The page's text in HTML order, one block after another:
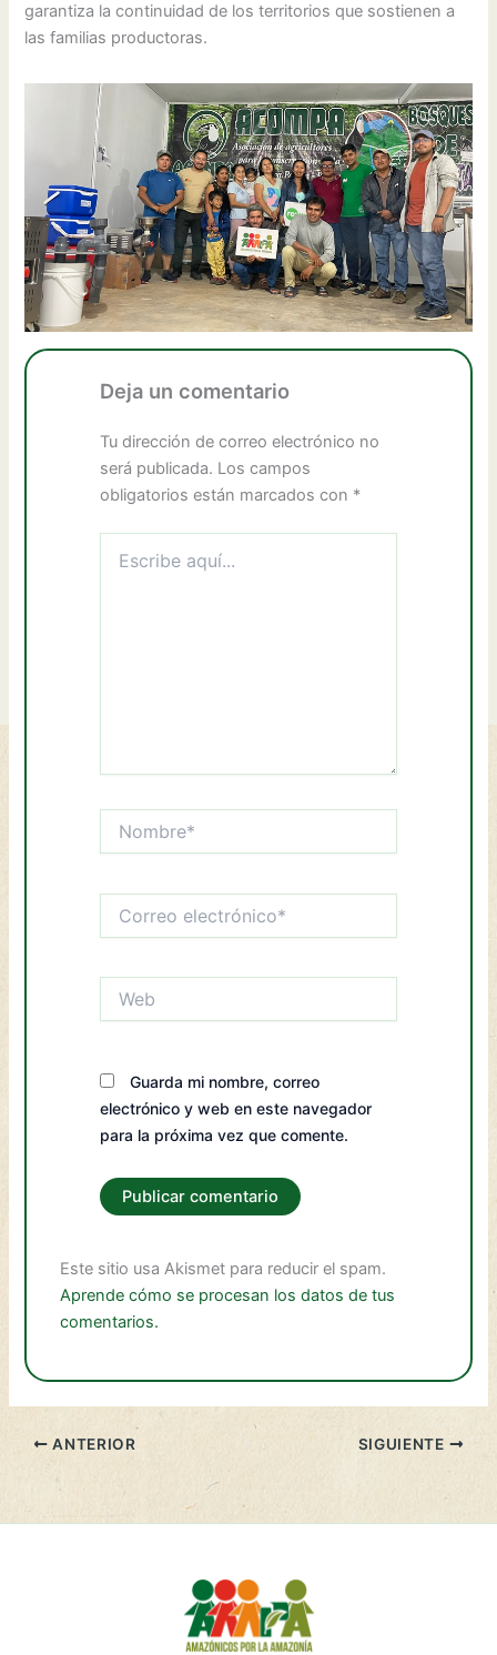
garantiza la continuidad de los territorios que sostienen a
las familias productoras.
Deja un comentario
Tu dirección de correo electrónico no
será publicada. Los campos
obligatorios están marcados con *
aquí...
electrónico*
Guarda mi nombre, correo
electrónico y web en este navegador
para la próxima vez que comente.
Este sitio usa Akismet para reducir el spam.
Aprende cómo se procesan los datos de tus
comentarios.
ANTERIOR SIGUIENTE